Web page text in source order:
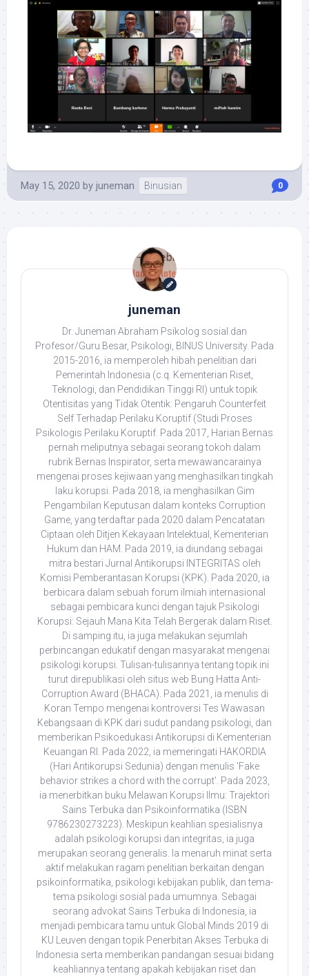
May 15, 2020 by juneman Binusian 0
juneman
Dr. Juneman Abraham Psikolog sosial dan
Profesor/Guru Besar, Psikologi, BINUS University. Pada
2015-2016, ia memperoleh hibah penelitian dari
Pemerintah Indonesia (c.q. Kementerian Riset,
Teknologi, dan Pendidikan Tinggi RI) untuk topik
Otentisitas yang Tidak Otentik: Pengaruh Counterfeit
Self Terhadap Perilaku Koruptif (Studi Proses
Psikologis Perilaku Koruptif. Pada 2017, Harian Bernas
pernah meliputnya sebagai seorang tokoh dalam
rubrik Bernas Inspirator, serta mewawancarainya
mengenai proses kejiwaan yang menghasilkan tingkah
laku korupsi. Pada 2018, ia menghasilkan Gim
Pengambilan Keputusan dalam konteks Corruption
Game, yang terdaftar pada 2020 dalam Pencatatan
Ciptaan oleh Ditjen Kekayaan Intelektual, Kementerian
Hukum dan HAM. Pada 2019, ia diundang sebagai
mitra bestari Jurnal Antikorupsi INTEGRITAS oleh
Komisi Pemberantasan Korupsi (KPK). Pada 2020, ia
berbicara dalam sebuah forum ilmiah internasional
sebagai pembicara kunci dengan tajuk Psikologi
Korupsi: Sejauh Mana Kita Telah Bergerak dalam Riset.
Di samping itu, ia juga melakukan sejumlah
perbincangan edukatif dengan masyarakat mengenai
psikologi korupsi. Tulisan-tulisannya tentang topik ini
turut direpublikasi oleh situs web Bung Hatta Anti-
Corruption Award (BHACA). Pada 2021, ia menulis di
Koran Tempo mengenai kontroversi Tes Wawasan
Kebangsaan di KPK dari sudut pandang psikologi, dan
memberikan Psikoedukasi Antikorupsi di Kementerian
Keuangan RI. Pada 2022, ia memeringati HAKORDIA
(Hari Antikorupsi Sedunia) dengan menulis 'Fake
behavior strikes a chord with the corrupt'. Pada 2023,
ia menerbitkan buku Melawan Korupsi Ilmu: Trajektori
Sains Terbuka dan Psikoinformatika (ISBN
9786230273223). Meskipun keahlian spesialisnya
adalah psikologi korupsi dan integritas, ia juga
merupakan seorang generalis. Ia menaruh minat serta
aktif melakukan ragam penelitian berkaitan dengan
psikoinformatika, psikologi kebijakan publik, dan tema-
tema psikologi sosial pada umumnya. Sebagai
seorang advokat Sains Terbuka di Indonesia, ia
menjadi pembicara tamu untuk Global Minds 2019 di
KU Leuven dengan topik Penerbitan Akses Terbuka di
Indonesia serta memberikan pandangan sesuai bidang
keahliannya tentang apakah kebijakan riset dan